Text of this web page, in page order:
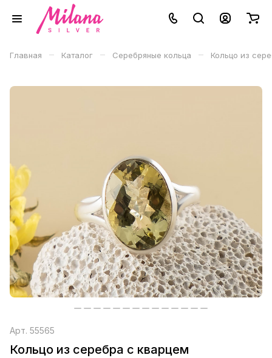
Главная – Каталог – Серебряные кольца – Кольцо из
Арт. 55565
Кольцо из серебра с кварцем